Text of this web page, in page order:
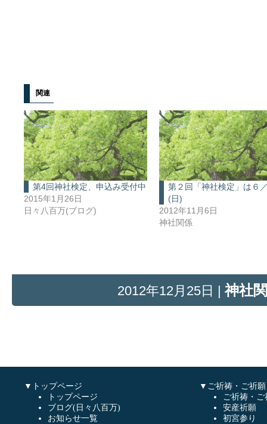
関連
第4回神社検定、申込み受付中
2015年1月26日
日々八百万(ブログ)
第２回「神社検定」は６
(日)
2012年11月6日
神社関係
2012年12月25日 |神社
▼トップページ
トップページ
ブログ(日々八百万)
お知らせ一覧
▼ご祈祷・ご祈願
ご祈祷・ご
安産祈願
初宮参り